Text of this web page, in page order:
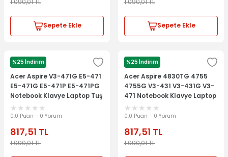
1.090,01TL
Sepete Ekle
1.090,01TL
Sepete Ekle
%25 İndirim
ACER
Acer Aspire V3-471G E5-471
E5-471G E5-471P E5-471PG
Notebook Klavye Laptop Tuş
Takımı
0.0 Puan - 0 Yorum
817,51 TL
1.090,01TL
%25 İndirim
ACER
Acer Aspire 4830TG 4755
4755G V3-431 V3-431G V3-
471 Notebook Klavye Laptop
Tuş Takımı
0.0 Puan - 0 Yorum
817,51 TL
1.090,01TL